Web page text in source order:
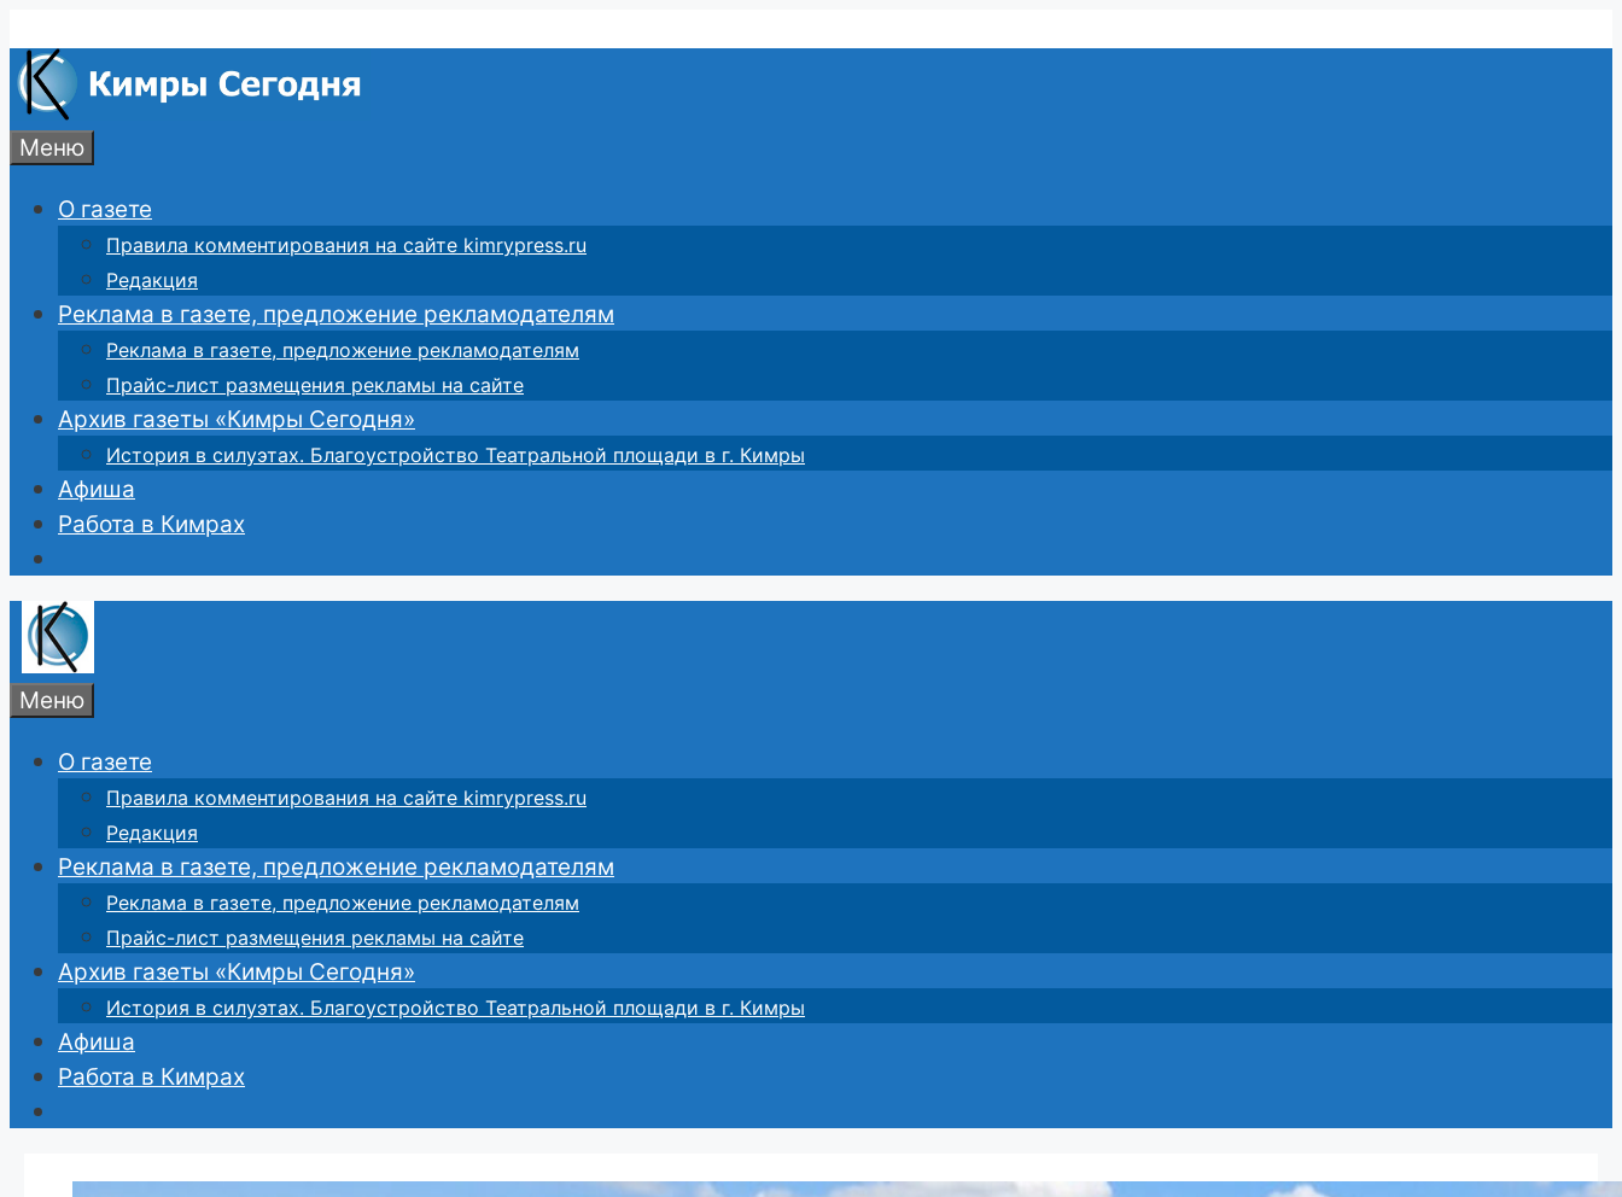
к
содержимому
Меню
О газете
Правила комментирования на сайте kimrypress.ru
Редакция
Реклама в газете, предложение рекламодателям
Реклама в газете, предложение рекламодателям
Прайс-лист размещения рекламы на сайте
Архив газеты «Кимры Сегодня»
История в силуэтах. Благоустройство Театральной площади в г. Кимры
Афиша
Работа в Кимрах
Меню
О газете
Правила комментирования на сайте kimrypress.ru
Редакция
Реклама в газете, предложение рекламодателям
Реклама в газете, предложение рекламодателям
Прайс-лист размещения рекламы на сайте
Архив газеты «Кимры Сегодня»
История в силуэтах. Благоустройство Театральной площади в г. Кимры
Афиша
Работа в Кимрах